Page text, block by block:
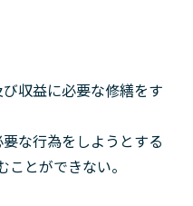
収益に必要な修繕をす
な行為をしようとする
とができない。